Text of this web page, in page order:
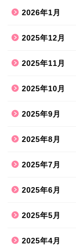
2026年1月
2025年12月
2025年11月
2025年10月
2025年9月
2025年8月
2025年7月
2025年6月
2025年5月
2025年4月